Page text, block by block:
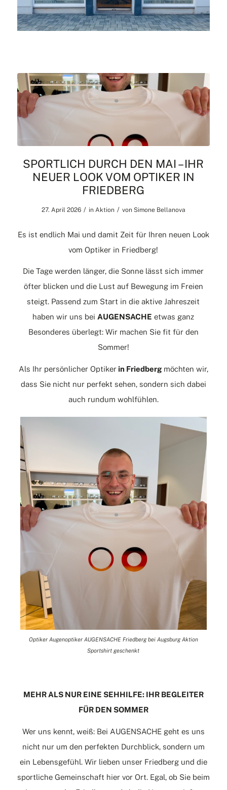
SPORTLICH DURCH DEN MAI – IHR
NEUER LOOK VOM OPTIKER IN
FRIEDBERG
27. April 2026 / in Aktion / von Simone Bellanova
Es ist endlich Mai und damit Zeit für Ihren neuen Look
vom Optiker in Friedberg!
Die Tage werden länger, die Sonne lässt sich immer
öfter blicken und die Lust auf Bewegung im Freien
steigt. Passend zum Start in die aktive Jahreszeit
haben wir uns bei AUGENSACHE etwas ganz
Besonderes überlegt: Wir machen Sie fit für den
Sommer!
Als Ihr persönlicher Optikerin Friedbergmöchten wir,
dass Sie nicht nur perfekt sehen, sondern sich dabei
auch rundum wohlfühlen.
Optiker Augenoptiker AUGENSACHE Friedberg bei Augsburg Aktion
Sportshirt geschenkt
MEHR ALS NUR EINE SEHHILFE: IHR BEGLEITER
FÜR DEN SOMMER
Wer uns kennt, weiß: Bei AUGENSACHE geht es uns
nicht nur um den perfekten Durchblick, sondern um
ein Lebensgefühl. Wir lieben unser Friedberg und die
sportliche Gemeinschaft hier vor Ort. Egal, ob Sie beim